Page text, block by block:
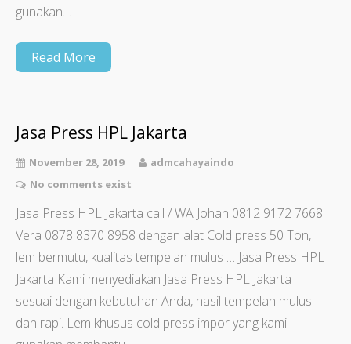
gunakan…
Read More
Jasa Press HPL Jakarta
November 28, 2019
admcahayaindo
No comments exist
Jasa Press HPL Jakarta call / WA Johan 0812 9172 7668
Vera 0878 8370 8958 dengan alat Cold press 50 Ton,
lem bermutu, kualitas tempelan mulus … Jasa Press HPL
Jakarta Kami menyediakan Jasa Press HPL Jakarta
sesuai dengan kebutuhan Anda, hasil tempelan mulus
dan rapi. Lem khusus cold press impor yang kami